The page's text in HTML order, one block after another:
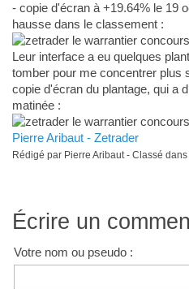
- copie d'écran à +19.64% le 19
hausse dans le classement :
Leur interface a eu quelques
tomber pour me concentrer plus
copie d'écran du plantage, qui a
matinée :
Pierre Aribaut - Zetrader
Rédigé par Pierre Aribaut - Classé dans
Écrire un
Votre nom ou pseudo :